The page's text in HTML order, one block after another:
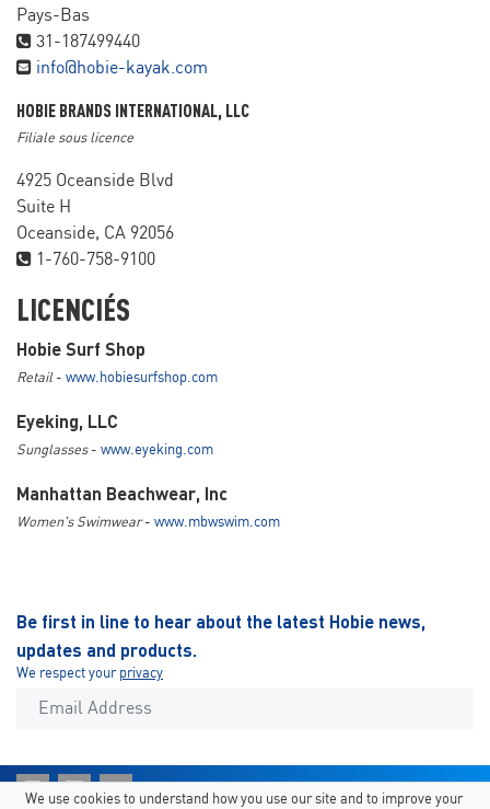
Pays-Bas
31-187499440
info@hobie-kayak.com
HOBIE BRANDS INTERNATIONAL, LLC
Filiale sous licence
4925 Oceanside Blvd
Suite H
Oceanside, CA 92056
1-760-758-9100
LICENCIÉS
Hobie Surf Shop
Retail- www.hobiesurfshop.com
Eyeking, LLC
Sunglasses- www.eyeking.com
Manhattan Beachwear, Inc
Women's Swimwear- www.mbwswim.com
Be first in line to hear about the latest Hobie news,
updates and products.
We respect your privacy
We use cookies to understand how you use our site and to improve your